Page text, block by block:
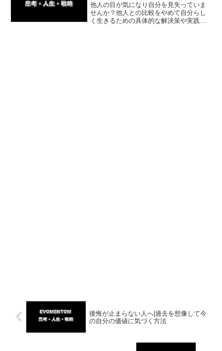
他人の目が気になり自分を見失っていま
せんか？他人との比較をやめて自分らし
く生きるための具体的な解決策や実践ス
後悔が止まらない人へ|過去を想像して今
の自分の価値に気づく方法